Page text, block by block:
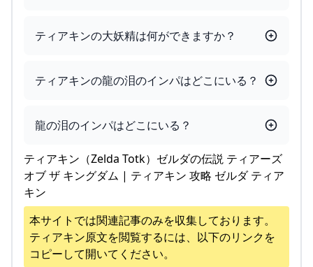
ティアキンの大妖精は何ができますか？
ティアキンの龍の泪のインパはどこにいる？
龍の泪のインパはどこにいる？
ティアキン（Zelda Totk）ゼルダの伝説 ティアーズ
オブ ザ キングダム | ティアキン 攻略 ゼルダ ティア
キン
本サイトでは関連記事のみを収集しております。
ティアキン原文を閲覧するには、以下のリンクを
コピーして開いてください。